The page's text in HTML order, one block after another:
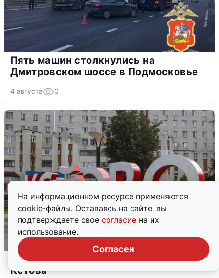
На информационном ресурсе применяются
cookie-файлы. Оставаясь на сайте, вы
подтверждаете свое согласие на их
использование.
Согласен
Пять машин столкнулись на
Дмитровском шоссе в Подмосковье
4 августа 0
Грохот в небе разбудил жителей
Кстова